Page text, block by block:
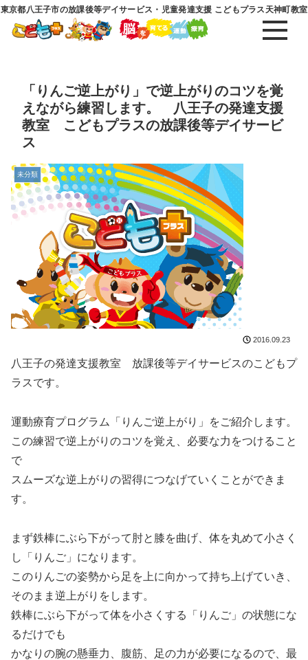
東京都八王子市の放課後等デイサービス・児童発達支援 こどもプラス天神町教室
「りんご逆上がり」で逆上がりのコツを覚
えながら練習します。 八王子の発達支援
教室 こどもプラスの放課後等デイサービ
ス
未分類
2016.09.23
八王子の発達支援教室 放課後等デイサービスのこどもプ
ラスです。
運動療育プログラム「りんご逆上がり」をご紹介します。
この練習で逆上がりのコツを覚え、必要な力をつけること
で
スムーズな逆上がりの習得につなげていくことができま
す。
まず鉄棒にぶら下がって肘と膝を曲げ、体を丸めて小さく
し「りんご」になります。
このりんごの姿勢から足を上に向かって持ち上げていき、
そのまま逆上がりをします。
鉄棒にぶら下がって体を小さくする「りんご」の状態にな
るだけでも
かなりの腕の懸垂力、腹筋、足の力が必要になるので、最